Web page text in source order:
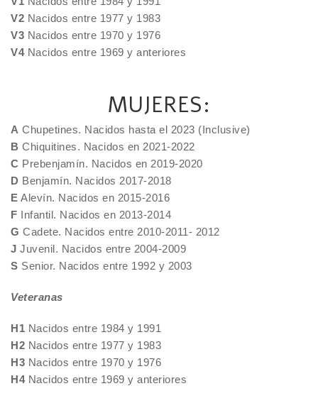
V2 Nacidos entre 1977 y 1983
V3 Nacidos entre 1970 y 1976
V4Nacidos entre 1969 y anteriores
MUJERES:
A Chupetines. Nacidos hasta el 2023 (Inclusive)
B Chiquitines. Nacidos en 2021-2022
C Prebenjamín. Nacidos en 2019-2020
D Benjamín. Nacidos 2017-2018
E Alevín. Nacidos en 2015-2016
F Infantil. Nacidos en 2013-2014
G Cadete. Nacidos entre 2010-2011- 2012
J Juvenil. Nacidos entre 2004-2009
S Senior. Nacidos entre 1992 y 2003
Veteranas
H1 Nacidos entre 1984 y 1991
H2 Nacidos entre 1977 y 1983
H3 Nacidos entre 1970 y 1976
H4Nacidos entre 1969 y anteriores